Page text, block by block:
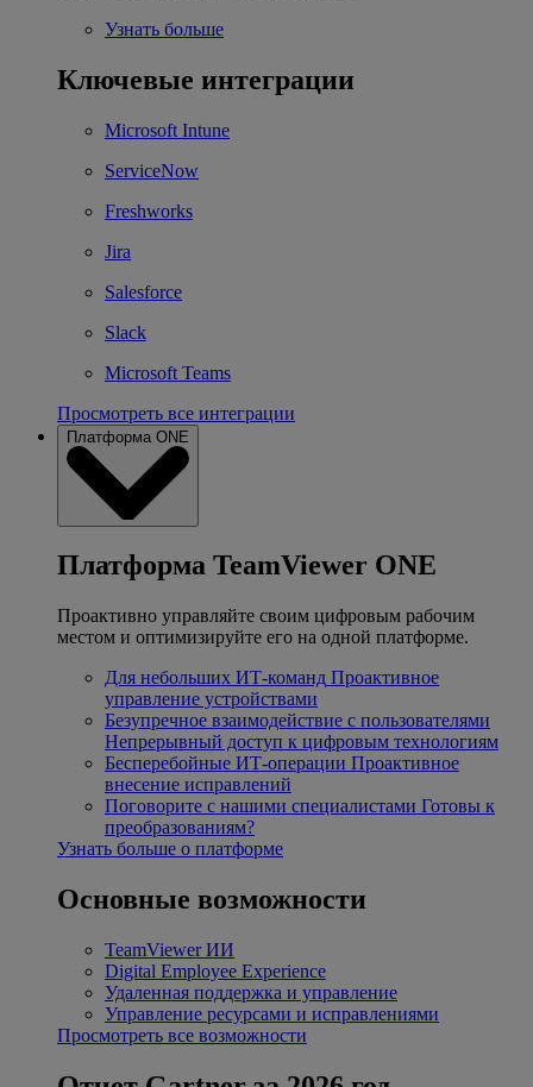
Узнать больше
Ключевые интеграции
Microsoft Intune
ServiceNow
Freshworks
Jira
Salesforce
Slack
Microsoft Teams
Просмотреть все интеграции
Платформа ONE
Платформа TeamViewer ONE
Проактивно управляйте своим цифровым рабочим
местом и оптимизируйте его на одной платформе.
Для небольших ИТ-команд Проактивное
управление устройствами
Безупречное взаимодействие с пользователями
Непрерывный доступ к цифровым технологиям
Бесперебойные ИТ-операции Проактивное
внесение исправлений
Поговорите с нашими специалистами Готовы к
преобразованиям?
Узнать больше о платформе
Основные возможности
TeamViewer ИИ
Digital Employee Experience
Удаленная поддержка и управление
Управление ресурсами и исправлениями
Просмотреть все возможности